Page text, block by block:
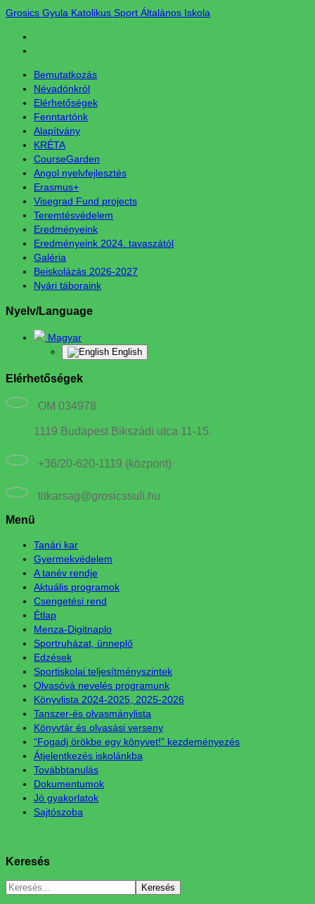
Grosics Gyula Katolikus Sport Általános Iskola
Bemutatkozás
Névadónkról
Elérhetőségek
Fenntartónk
Alapítvány
KRÉTA
CourseGarden
Angol nyelvfejlesztés
Erasmus+
Visegrad Fund projects
Teremtésvédelem
Eredményeink
Eredményeink 2024. tavaszától
Galéria
Beiskolázás 2026-2027
Nyári táboraink
Nyelv/Language
Magyar
English
Elérhetőségek
OM 034978
1119 Budapest Bikszádi utca 11-15.
+36/20-620-1119 (központ)
titkarsag@grosicssuli.hu
Menü
Tanári kar
Gyermekvédelem
A tanév rendje
Aktuális programok
Csengetési rend
Étlap
Menza-Digitnaplo
Sportruházat, ünneplő
Edzések
Sportiskolai teljesítményszintek
Olvasóvá nevelés programunk
Könyvlista 2024-2025, 2025-2026
Tanszer-és olvasmánylista
Könyvtár és olvasási verseny
“Fogadj örökbe egy könyvet!” kezdeményezés
Átjelentkezés iskolánkba
Továbbtanulás
Dokumentumok
Jó gyakorlatok
Sajtószoba
Keresés